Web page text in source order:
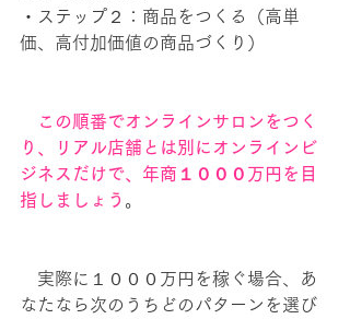
・ステップ２：商品をつくる（高単
価、高付加価値の商品づくり）
この順番でオンラインサロンをつく
り、リアル店舗とは別にオンラインビ
ジネスだけで、年商１０００万円を目
指しましょう 。
実際に１０００万円を稼ぐ場合、あ
なたなら次のうちどのパターンを選び